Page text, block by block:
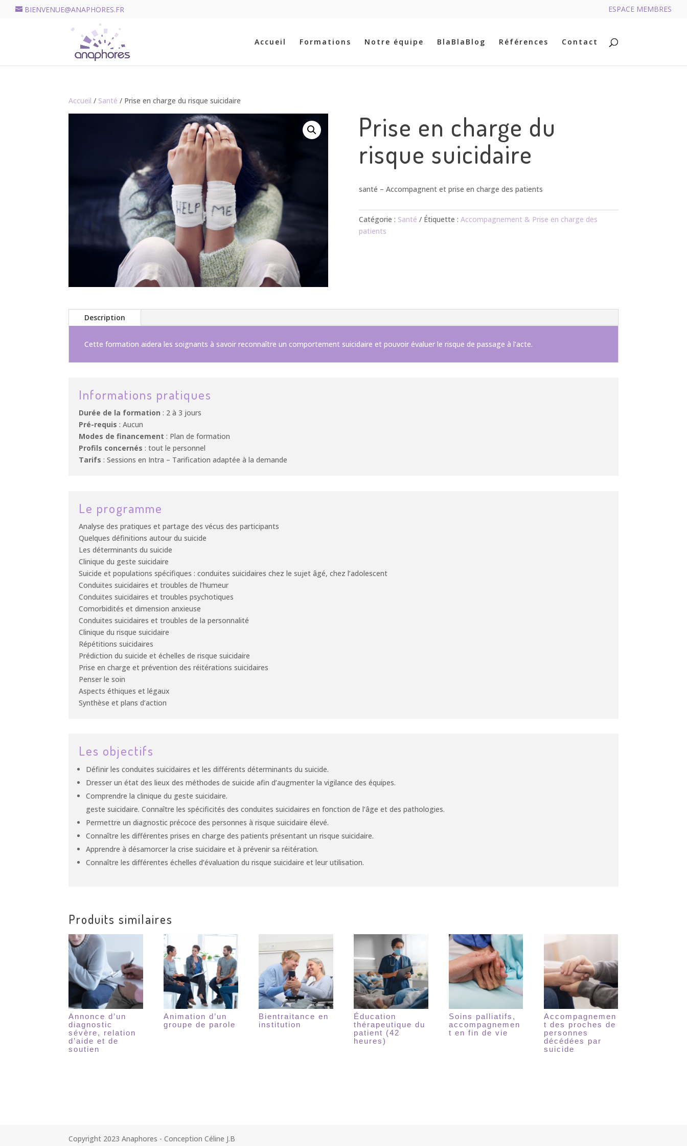
BIENVENUE@ANAPHORES.FR ESPACE MEMBRES
Accueil Formations Notre équipe BlaBlaBlog Références Contact
Accueil / Santé / Prise en charge du risque suicidaire
Prise en charge du
risque suicidaire
santé – Accompagnent et prise en charge des patients
Catégorie : Santé Étiquette : Accompagnement & Prise en charge des
patients
Description
Cette formation aidera les soignants à savoir reconnaître un comportement suicidaire et pouvoir évaluer le risque de passage à l’acte.
Informations pratiques
Durée de la formation : 2 à 3 jours
Pré-requis : Aucun
Modes de financement : Plan de formation
Profils concernés : tout le personnel
Tarifs : Sessions en Intra – Tarification adaptée à la demande
Le programme
Analyse des pratiques et partage des vécus des participants
Quelques définitions autour du suicide
Les déterminants du suicide
Clinique du geste suicidaire
Suicide et populations spécifiques : conduites suicidaires chez le sujet âgé, chez l’adolescent
Conduites suicidaires et troubles de l’humeur
Conduites suicidaires et troubles psychotiques
Comorbidités et dimension anxieuse
Conduites suicidaires et troubles de la personnalité
Clinique du risque suicidaire
Répétitions suicidaires
Prédiction du suicide et échelles de risque suicidaire
Prise en charge et prévention des réitérations suicidaires
Penser le soin
Aspects éthiques et légaux
Synthèse et plans d’action
Les objectifs
Définir les conduites suicidaires et les différents déterminants du suicide.
Dresser un état des lieux des méthodes de suicide afin d’augmenter la vigilance des équipes.
Comprendre la clinique du geste suicidaire.
geste suicidaire. Connaître les spécificités des conduites suicidaires en fonction de l’âge et des pathologies.
Permettre un diagnostic précoce des personnes à risque suicidaire élevé.
Connaître les différentes prises en charge des patients présentant un risque suicidaire.
Apprendre à désamorcer la crise suicidaire et à prévenir sa réitération.
Connaître les différentes échelles d’évaluation du risque suicidaire et leur utilisation.
Produits similaires
Annonce d’un
diagnostic
sévère, relation
d’aide et de
soutien
Animation d’un
groupe de parole
Bientraitance en
institution
Éducation
thérapeutique du
patient (42
heures)
Soins palliatifs,
accompagnemen
t en fin de vie
Accompagnemen
t des proches de
personnes
décédées par
suicide
Copyright 2023 Anaphores - Conception Céline J.B